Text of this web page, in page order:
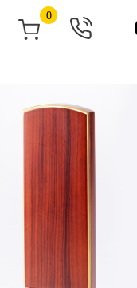
0
0120-
267-
無
料
10:00~17:00/
土
日
祝
営